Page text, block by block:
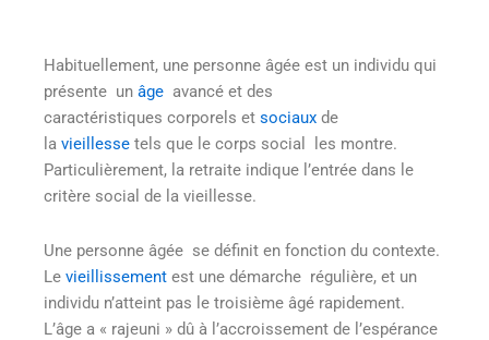
Habituellement, une personne âgée est un individu qui
présente un âge avancé et des
caractéristiques corporels et sociaux de
la vieillesse tels que le corps social les montre.
Particulièrement, la retraite indique l’entrée dans le
critère social de la vieillesse.
Une personne âgée se définit en fonction du contexte.
Le vieillissement est une démarche régulière, et un
individu n’atteint pas le troisième âgé rapidement.
L’âge a « rajeuni » dû à l’accroissement de l’espérance